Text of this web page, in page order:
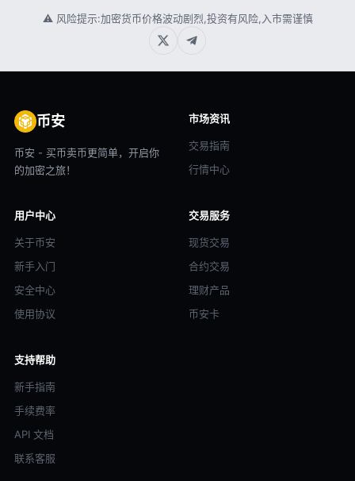
⚠ 风险提示:加密货币价格波动剧烈,投资有风险,入市需谨慎
币安
币安 - 买币卖币更简单，开启你
的加密之旅！
市场资讯
交易指南
行情中心
用户中心
关于币安
新手入门
安全中心
使用协议
交易服务
现货交易
合约交易
理财产品
币安卡
支持帮助
新手指南
手续费率
API 文档
联系客服